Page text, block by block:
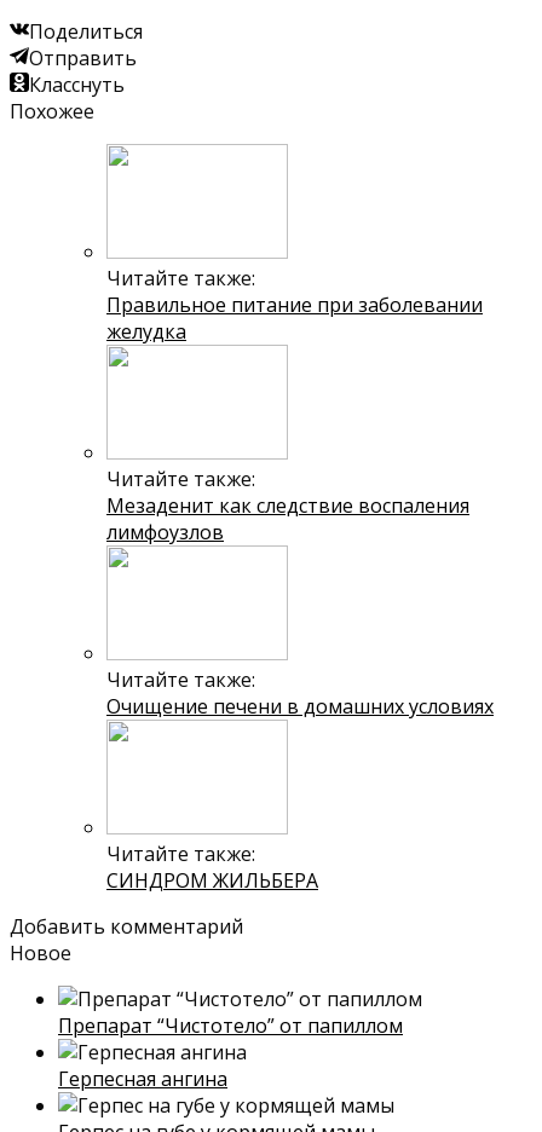
Поделиться
Отправить
Класснуть
Похожее
Читайте также:
Правильное питание при заболевании
желудка
Читайте также:
Мезаденит как следствие воспаления
лимфоузлов
Читайте также:
Очищение печени в домашних условиях
Читайте также:
СИНДРОМ ЖИЛЬБЕРА
Добавить комментарий
Новое
Препарат “Чистотело” от папиллом
Герпесная ангина